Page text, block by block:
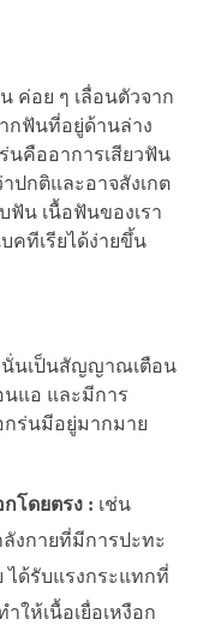
ค่อย ๆ เลื่อนตัวจาก
กฟันที่อยู่ด้านล่าง
คืออาการเสียวฟัน
ปกติและอาจสังเกต
ฟัน เนื้อฟันของเรา
คทีเรียได้ง่ายขึ้น
นั่นเป็นสัญญาณเตือน
แอ และมีการ
กร่นมีอยู่มากมาย
โดยตรง : เช่น
งกายที่มีการปะทะ
ด้รับแรงกระแทกที่
ให้เนื้อเยื่อเหงือก